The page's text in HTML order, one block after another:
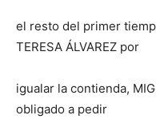
el resto del primer
TERESA ÁLVAREZ por
igualar la contienda,
obligado a pedir